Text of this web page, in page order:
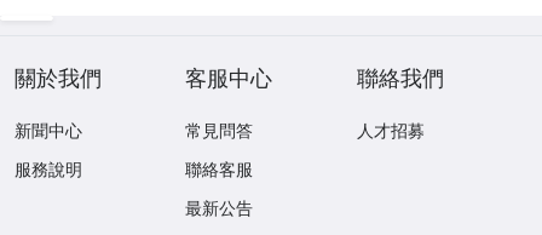
關於我們
新聞中心
服務說明
客服中心
常見問答
聯絡客服
最新公告
聯絡我們
人才招募